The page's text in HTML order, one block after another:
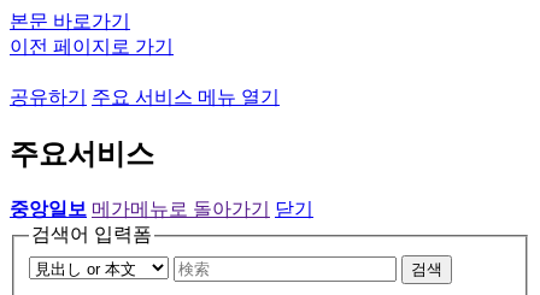
본문 바로가기
이전 페이지로 가기
공유하기 주요 서비스 메뉴 열기
주요서비스
중앙일보 메가메뉴로 돌아가기
닫기
검색어 입력폼
검색